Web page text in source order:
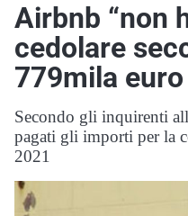
Airbnb “non
cedolare
779mila euro
Secondo gli inquirenti
pagati gli importi per la
2021